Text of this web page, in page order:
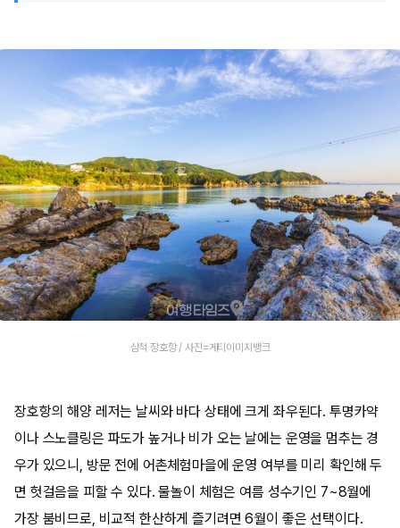
삼척 장호항 / 사진=게티이미지뱅크
장호항의 해양 레저는 날씨와 바다 상태에 크게 좌우된다. 투명카약
이나 스노클링은 파도가 높거나 비가 오는 날에는 운영을 멈추는 경
우가 있으니, 방문 전에 어촌체험마을에 운영 여부를 미리 확인해 두
면 헛걸음을 피할 수 있다. 물놀이 체험은 여름 성수기인 7~8월에
가장 붐비므로, 비교적 한산하게 즐기려면 6월이 좋은 선택이다.